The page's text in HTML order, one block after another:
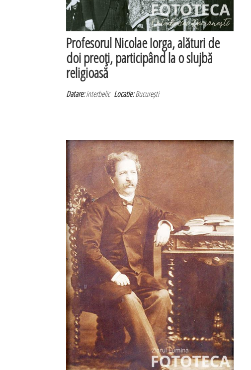
Profesorul Nicolae Iorga, alături de
doi preoţi, participând la o slujbă
religioasă
Datare:interbelicLocatie:București